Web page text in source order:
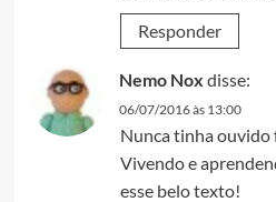
Responder
Nemo Nox disse:
06/07/2016 às 13:00
Nunca tinha ouvido
Vivendo e
esse belo texto!